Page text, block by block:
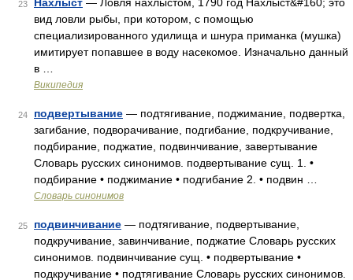
23
вид ловли рыбы, при котором, с помощью
специализированного удилища и шнура приманка (мушка)
имитирует попавшее в воду насекомое. Изначально данный
в …
Википедия
24 подвертывание — подтягивание, поджимание, подвертка,
загибание, подворачивание, подгибание, подкручивание,
подбирание, поджатие, подвинчивание, завертывание
Словарь русских синонимов. подвертывание сущ. 1. •
подбирание • поджимание • подгибание 2. • подвин …
Словарь синонимов
25 подвинчивание — подтягивание, подвертывание,
подкручивание, завинчивание, поджатие Словарь русских
синонимов. подвинчивание сущ. • подвертывание •
подкручивание • подтягивание Словарь русских синонимов.